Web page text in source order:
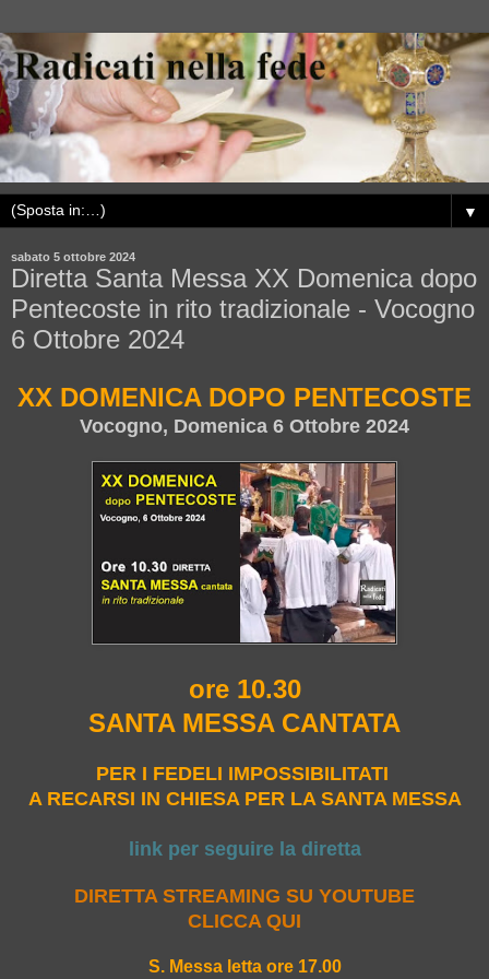
▼
sabato 5 ottobre 2024
Diretta Santa Messa XX Domenica dopo
Pentecoste in rito tradizionale - Vocogno
6 Ottobre 2024
XX DOMENICA DOPO PENTECOSTE
Vocogno, Domenica 6 Ottobre 2024
ore 10.30
SANTA MESSA CANTATA
PER I FEDELI IMPOSSIBILITATI
A RECARSI IN CHIESA PER LA SANTA MESSA
link per seguire la diretta
DIRETTA STREAMING SU YOUTUBE
CLICCA QUI
S. Messa letta ore 17.00